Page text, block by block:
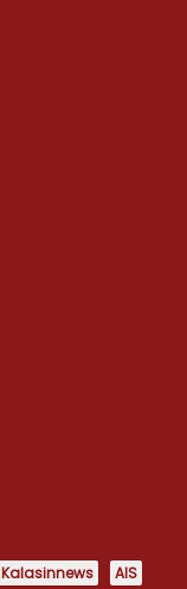
Kalasinnews
AIS